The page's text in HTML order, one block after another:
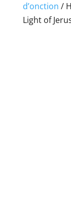
d’onction /
Light of